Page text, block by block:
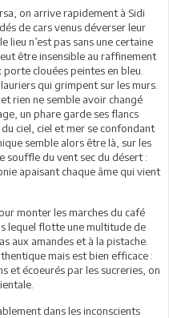
on arrive rapidement à Sidi
de cars venus déverser leur
n’est pas sans une certaine
être insensible au raffinement
clouées peintes en bleu.
qui grimpent sur les murs.
rien ne semble avoir changé
un phare garde ses flancs
ciel, ciel et mer se confondant
semble alors être là, sur les
souffle du vent sec du désert :
apaisant chaque âme qui vient
monter les marches du café
lequel flotte une multitude de
aux amandes et à la pistache.
mais est bien efficace :
et écoeurés par les sucreries, on
dans les inconscients